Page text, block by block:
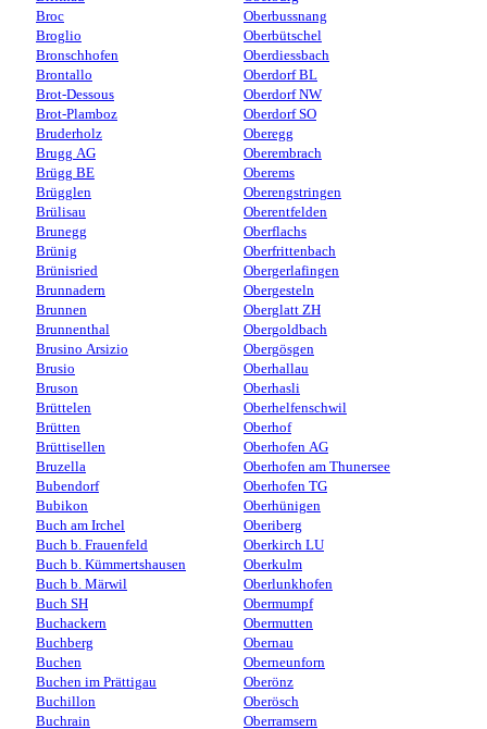
Broc
Broglio
Bronschhofen
Brontallo
Brot-Dessous
Brot-Plamboz
Bruderholz
Brugg AG
Brügg BE
Brügglen
Brülisau
Brunegg
Brünig
Brünisried
Brunnadern
Brunnen
Brunnenthal
Brusino Arsizio
Brusio
Bruson
Brüttelen
Brütten
Brüttisellen
Bruzella
Bubendorf
Bubikon
Buch am Irchel
Buch b. Frauenfeld
Buch b. Kümmertshausen
Buch b. Märwil
Buch SH
Buchackern
Buchberg
Buchen
Buchen im Prättigau
Buchillon
Buchrain
Oberbussnang
Oberbütschel
Oberdiessbach
Oberdorf BL
Oberdorf NW
Oberdorf SO
Oberegg
Oberembrach
Oberems
Oberengstringen
Oberentfelden
Oberflachs
Oberfrittenbach
Obergerlafingen
Obergesteln
Oberglatt ZH
Obergoldbach
Obergösgen
Oberhallau
Oberhasli
Oberhelfenschwil
Oberhof
Oberhofen AG
Oberhofen am Thunersee
Oberhofen TG
Oberhünigen
Oberiberg
Oberkirch LU
Oberkulm
Oberlunkhofen
Obermumpf
Obermutten
Obernau
Oberneunforn
Oberönz
Oberösch
Oberramsern